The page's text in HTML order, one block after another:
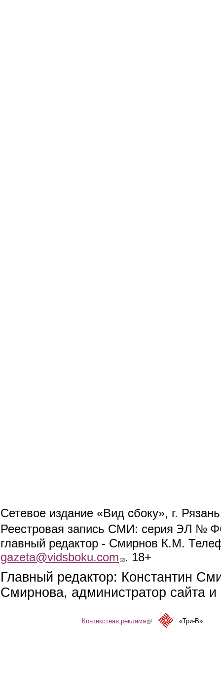
Сетевое издание «Вид сбоку», г.
Реестровая запись СМИ: серия ЭЛ №
главный редактор - Смирнов К.М.
gazeta@vidsboku.com (link sends e-mail)
. 18+
Главный редактор: Константин
Смирнова, администратор сайта
Контекстная реклама(link is external)«Три-В»